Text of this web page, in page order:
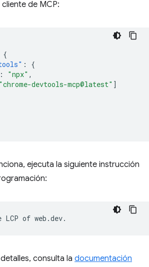
de MCP:
{
:
{
: "npx" ,
"chrome-devtools-mcp@latest" ]
ejecuta la siguiente instrucción
consulta la documentación